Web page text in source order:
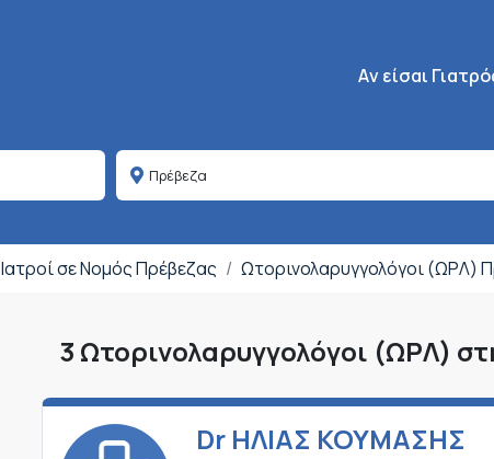
Κεντρική πλοήγηση
Aν είσαι
Ιατροί σε Νομός Πρέβεζας Ωτορινολαρυγγολόγοι (ΩΡΛ)
3 Ωτορινολαρυγγολόγοι (ΩΡΛ)
Dr ΗΛΙΑΣ ΚΟΥΜΑΣΗΣ